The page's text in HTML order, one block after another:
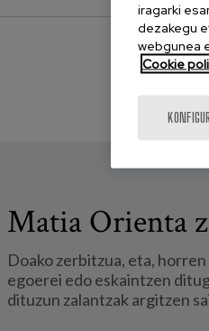
Matia Orienta
Doako zerbitzua, eta,
egoerei edo eskaintzen
dituzun zalantzak argitzen
iragarki
dezakegu
webgunea
Cookie